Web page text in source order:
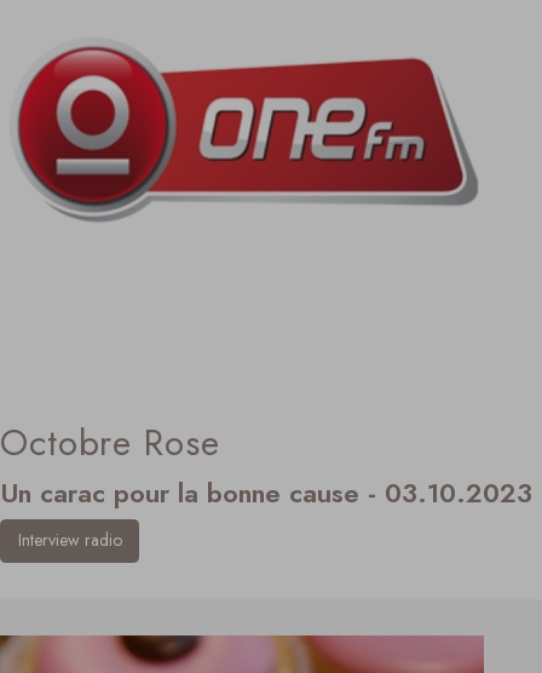
Octobre Rose
Un carac pour la bonne cause - 03.10.2023
Interview radio